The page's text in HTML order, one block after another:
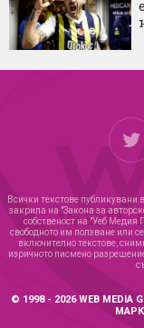
Всички текстове публикувани
закрила на "Закона за
собственост на "Уеб Медия
свободното им ползване или
включително текстове,
изричното писмено
© 1998 - 2026 WEB MEDIA